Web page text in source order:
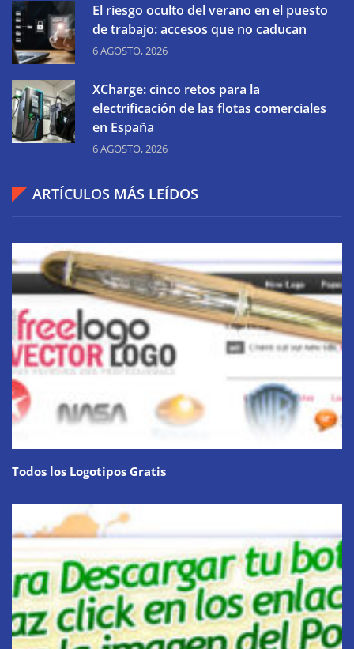
El riesgo oculto del verano en el puesto
de trabajo: accesos que no caducan
6 AGOSTO, 2026
XCharge: cinco retos para la
electrificación de las flotas comerciales
en España
6 AGOSTO, 2026
ARTÍCULOS MÁS LEÍDOS
Todos los Logotipos Gratis